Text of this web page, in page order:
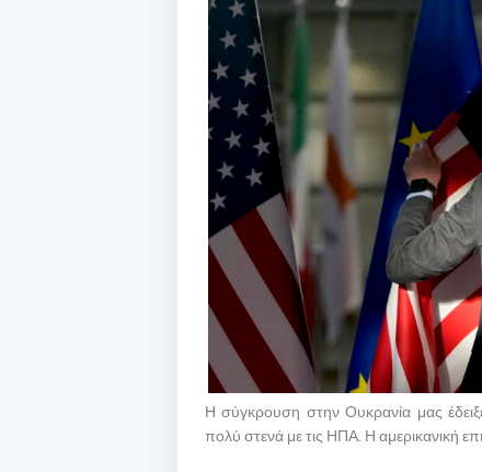
Η σύγκρουση στην Ουκρανία μας
πολύ στενά με τις ΗΠΑ. Η αμερικανική